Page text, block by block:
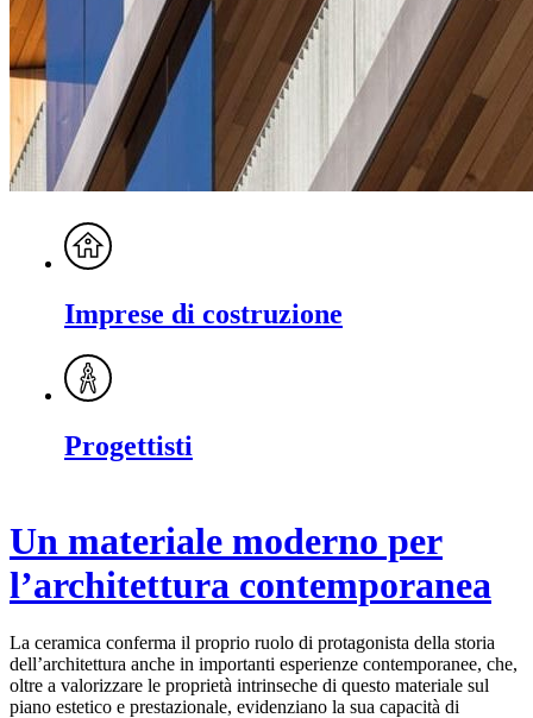
Imprese di costruzione
Progettisti
Un materiale moderno per
l’architettura contemporanea
La ceramica conferma il proprio ruolo di protagonista della storia
dell’architettura anche in importanti esperienze contemporanee, che,
oltre a valorizzare le proprietà intrinseche di questo materiale sul
piano estetico e prestazionale, evidenziano la sua capacità di